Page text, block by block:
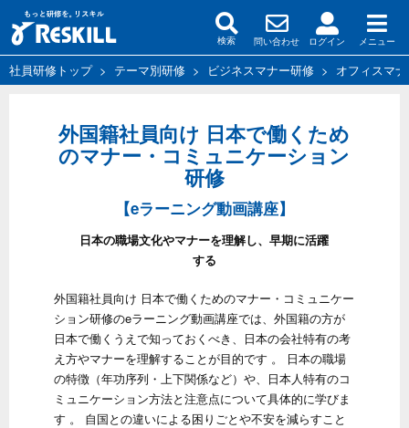
検索 問い合わせ ログイン メニュー
社員研修トップ> テーマ別研修 > ビジネスマナー研修 > オフィスマ
外国籍社員向け 日本で働くため
のマナー・コミュニケーション
研修
【eラーニング動画講座】
日本の職場文化やマナーを理解し、早期に活躍
する
外国籍社員向け 日本で働くためのマナー・コミュニケー
ション研修のeラーニング動画講座では、外国籍の方が
日本で働くうえで知っておくべき、日本の会社特有の考
え方やマナーを理解することが目的です 。 日本の職場
の特徴（年功序列・上下関係など）や、日本人特有のコ
ミュニケーション方法と注意点について具体的に学びま
す 。 自国との違いによる困りごとや不安を減らすこと